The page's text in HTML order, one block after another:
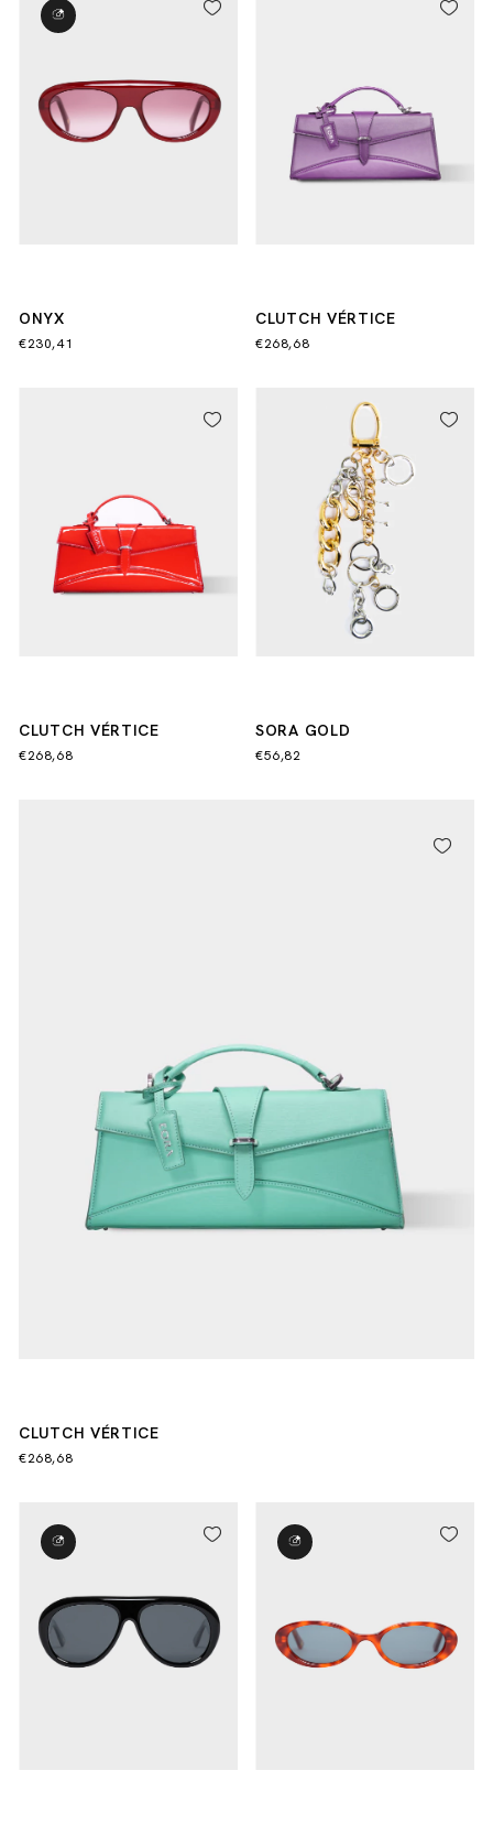
ONYX
€230,41
CLUTCH VÉRTICE
€268,68
CLUTCH VÉRTICE
€268,68
SORA GOLD
€56,82
CLUTCH VÉRTICE
€268,68